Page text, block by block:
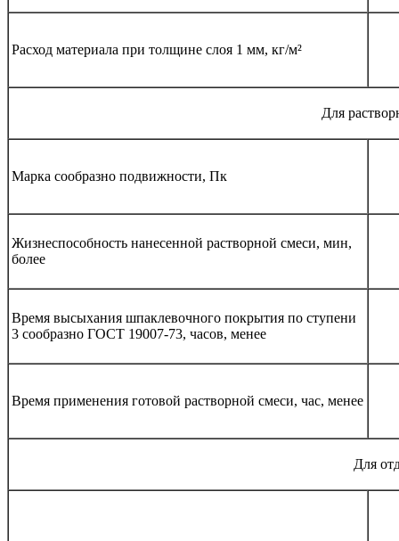
Расход материала при толщине слоя 1 мм, кг/м²
Для
Марка сообразно подвижности, Пк
Жизнеспособность нанесенной растворной смеси, мин,
более
Время высыхания шпаклевочного покрытия по ступени
3 сообразно ГОСТ 19007-73, часов, менее
Время применения готовой растворной смеси, час, менее
Для